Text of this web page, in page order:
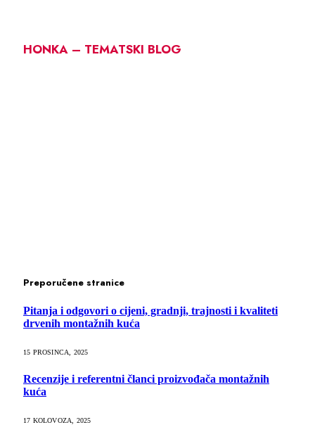
HONKA – TEMATSKI BLOG
Preporučene stranice
Pitanja i odgovori o cijeni, gradnji, trajnosti i kvaliteti
drvenih montažnih kuća
15 PROSINCA, 2025
Recenzije i referentni članci proizvođača montažnih
kuća
17 KOLOVOZA, 2025